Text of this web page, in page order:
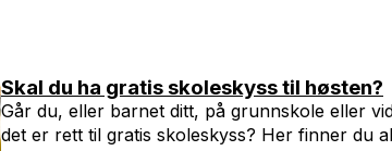
Skal du ha gratis skoleskyss til høsten?
Går du, eller barnet ditt, på grunnskole eller
det er rett til gratis skoleskyss? Her finner du